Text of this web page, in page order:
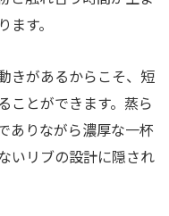
す。
きがあるからこそ、短
ことができます。蒸ら
ありながら濃厚な一杯
いリブの設計に隠され